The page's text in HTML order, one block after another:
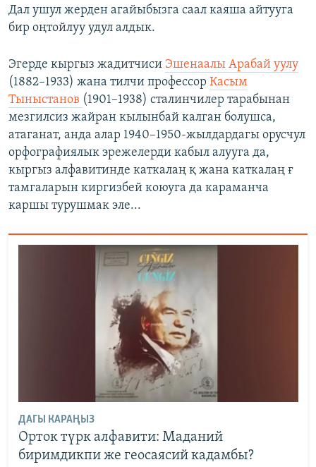
Дал ушул жерден агайыбызга саал каяша айтууга
бир оңтойлуу удул алдык.
Эгерде кыргыз жадитчиси Эшенаалы Арабай уулу
(1882–1933) жана тилчи профессор Касым
Тыныстанов (1901–1938) сталинчилер тарабынан
мезгилсиз жайран кылынбай калган болушса,
атаганат, анда алар 1940–1950-жылдардагы орусчул
орфографиялык эрежелерди кабыл алууга да,
кыргыз алфавитинде каткалаң қ жана каткалаң ғ
тамгаларын киргизбей коюуга да караманча
каршы турушмак эле...
ДАГЫ КАРАҢЫЗ
Орток түрк алфавити: Маданий
биримдикпи же геосаясий кадамбы?